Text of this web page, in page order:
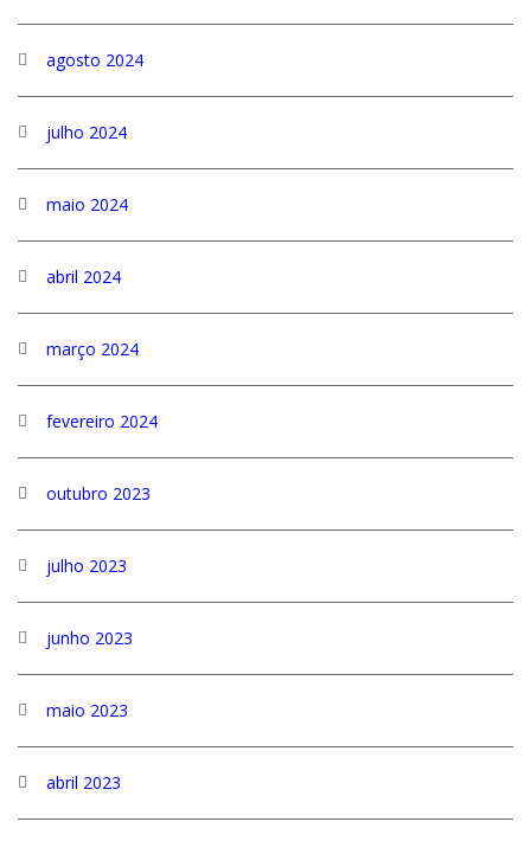
agosto 2024
julho 2024
maio 2024
abril 2024
março 2024
fevereiro 2024
outubro 2023
julho 2023
junho 2023
maio 2023
abril 2023